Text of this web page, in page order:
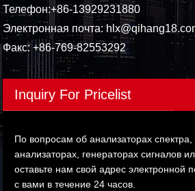
Телефон:+86-13929231880
Электронная почта:
Факс: +86-769-82553292
Inquiry For Pricelist
По вопросам об анализаторах спектра,
анализаторах, генераторах сигналов
оставьте нам свой адрес электронной
с вами в течение 24 часов.